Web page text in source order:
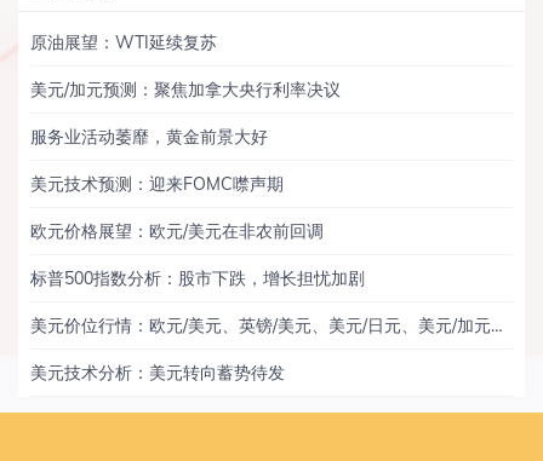
原油展望：WTI延续复苏
美元/加元预测：聚焦加拿大央行利率决议
服务业活动萎靡，黄金前景大好
美元技术预测：迎来FOMC噤声期
欧元价格展望：欧元/美元在非农前回调
标普500指数分析：股市下跌，增长担忧加剧
美元价位行情：欧元/美元、英镑/美元、美元/日元、美元/加元、黄金
美元技术分析：美元转向蓄势待发